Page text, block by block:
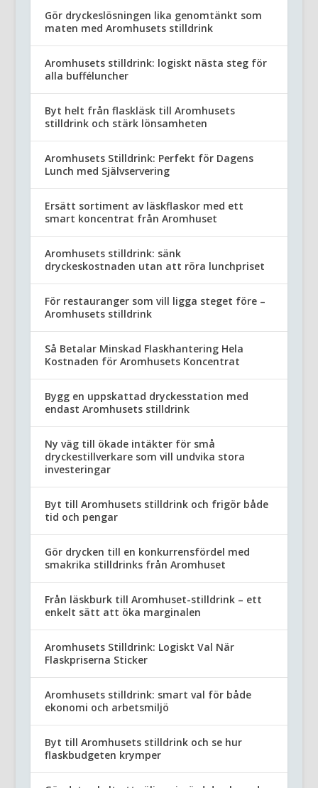
Gör dryckeslösningen lika genomtänkt som
maten med Aromhusets stilldrink
Aromhusets stilldrink: logiskt nästa steg för
alla bufféluncher
Byt helt från flaskläsk till Aromhusets
stilldrink och stärk lönsamheten
Aromhusets Stilldrink: Perfekt för Dagens
Lunch med Självservering
Ersätt sortiment av läskflaskor med ett
smart koncentrat från Aromhuset
Aromhusets stilldrink: sänk
dryckeskostnaden utan att röra lunchpriset
För restauranger som vill ligga steget före –
Aromhusets stilldrink
Så Betalar Minskad Flaskhantering Hela
Kostnaden för Aromhusets Koncentrat
Bygg en uppskattad dryckesstation med
endast Aromhusets stilldrink
Ny väg till ökade intäkter för små
dryckestillverkare som vill undvika stora
investeringar
Byt till Aromhusets stilldrink och frigör både
tid och pengar
Gör drycken till en konkurrensfördel med
smakrika stilldrinks från Aromhuset
Från läskburk till Aromhuset-stilldrink – ett
enkelt sätt att öka marginalen
Aromhusets Stilldrink: Logiskt Val När
Flaskpriserna Sticker
Aromhusets stilldrink: smart val för både
ekonomi och arbetsmiljö
Byt till Aromhusets stilldrink och se hur
flaskbudgeten krymper